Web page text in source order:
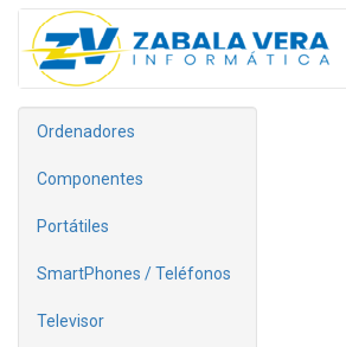
Ordenadores
Componentes
Portátiles
SmartPhones / Teléfonos
Televisor